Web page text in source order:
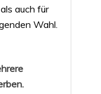
auch für
Wahl.